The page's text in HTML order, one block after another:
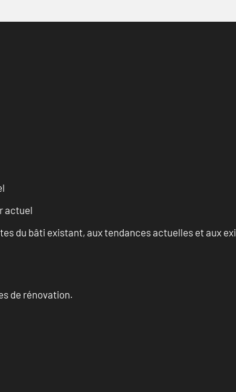
actuel
du bâti existant, aux tendances actuelles et aux
de rénovation.